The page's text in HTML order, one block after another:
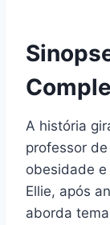
A história
professor
obesidade
Ellie, após
aborda